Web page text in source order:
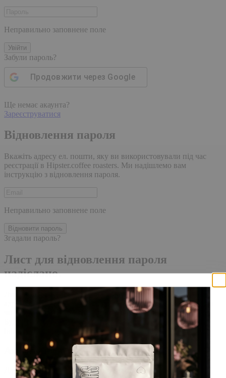
Неправильно заповнене поле
Увійти
Забули пароль?
Продовжити через Google
Ще немає акаунта?
Зареєструватися
Відновлення пароля
Вкажіть адресу ел. пошти, яку ви використовували під час
реєстрації в Hipster.coffee roasters. Ми надішлемо вам
інструкцію з відновлення пароля.
Неправильно заповнене поле
Відновити пароль
Згадали пароль?
Лист для відновлення пароля
надіслано.
Лист із посиланням для скидання пароля було надіслано на
адресу електронної пошти, прив'язану до вашого облікового
запису, доставка повідомлення може зайняти кілька хвилин.
Будь ласка, зачекайте щонайменше 10 хвилин, перш ніж
ініціювати ще один запит.
Акаунт створено
Для завершення реєстрації, перейдіть за посиланням у листі,